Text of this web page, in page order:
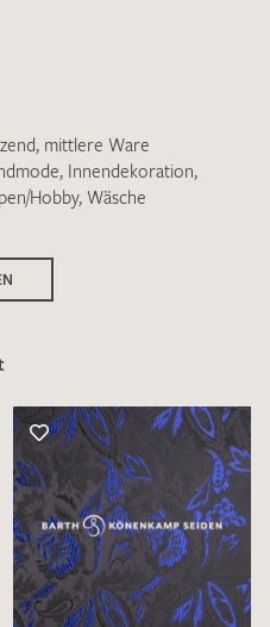
dass meine angegebenen Daten
habe ich zur Kenntnis
SENDEN
, mittlere Ware
, Innendekoration,
Hobby, Wäsche